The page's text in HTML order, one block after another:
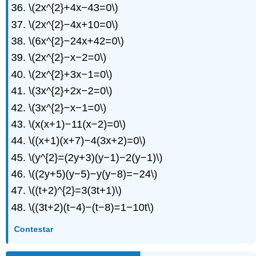
\(2x^{2}+4x−43=0\)
\(2x^{2}−4x+10=0\)
\(6x^{2}−24x+42=0\)
\(2x^{2}−x−2=0\)
\(2x^{2}+3x−1=0\)
\(3x^{2}+2x−2=0\)
\(3x^{2}−x−1=0\)
\(x(x+1)−11(x−2)=0\)
\((x+1)(x+7)−4(3x+2)=0\)
\(y^{2}=(2y+3)(y−1)−2(y−1)\)
\((2y+5)(y−5)−y(y−8)=−24\)
\((t+2)^{2}=3(3t+1)\)
\((3t+2)(t−4)−(t−8)=1−10t\)
Contestar